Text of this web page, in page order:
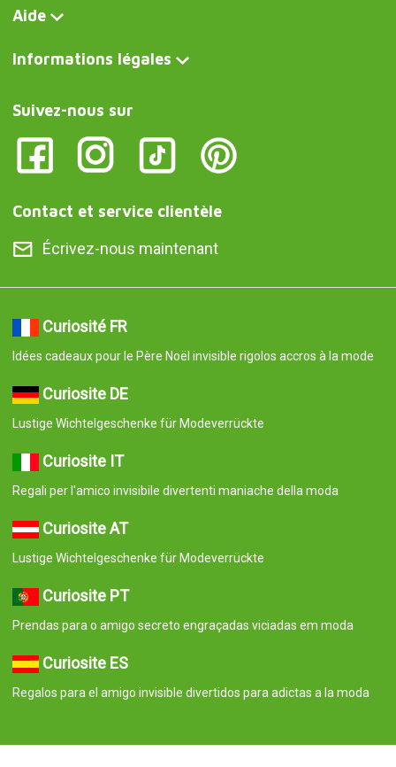
Aide
Informations légales
Suivez-nous sur
Contact et service clientèle
Écrivez-nous maintenant
Curiosité FR
Idées cadeaux pour le Père Noël invisible rigolos accros à la mode
Curiosite DE
Lustige Wichtelgeschenke für Modeverrückte
Curiosite IT
Regali per l'amico invisibile divertenti maniache della moda
Curiosite AT
Lustige Wichtelgeschenke für Modeverrückte
Curiosite PT
Prendas para o amigo secreto engraçadas viciadas em moda
Curiosite ES
Regalos para el amigo invisible divertidos para adictas a la moda